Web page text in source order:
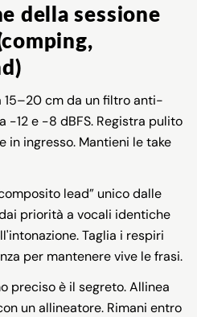
della sessione
15–20 cm da un filtro anti-
e −8 dBFS. Registra pulito
in ingresso. Mantieni le take
lead” unico dalle
priorità a vocali identiche
Taglia i respiri
per mantenere vive le frasi.
preciso è il segreto. Allinea
un allineatore. Rimani entro